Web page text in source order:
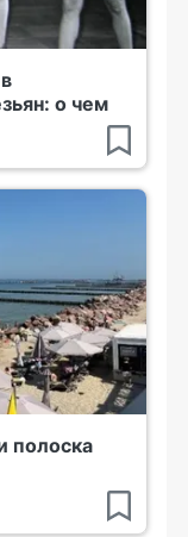
о чем
полоска